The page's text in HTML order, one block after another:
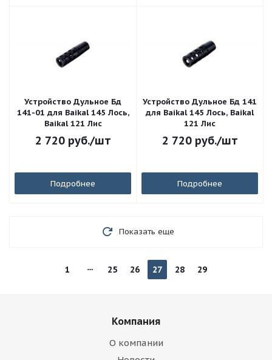
Устройство Дульное Бд
141-01 для Baikal 145 Лось,
Baikal 121 Лис
2 720руб./шт
Подробнее
Устройство Дульное Бд 141
для Baikal 145 Лось, Baikal
121 Лис
2 720руб./шт
Подробнее
Показать еще
1 25 26 27 28 29
Компания
О компании